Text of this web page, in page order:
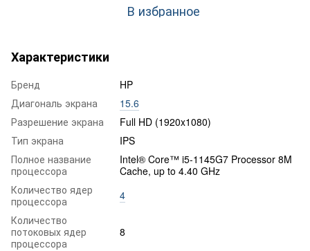
В избранное
Характеристики
Бренд
HP
Диагональ экрана
15.6
Разрешение экрана
Full HD (1920x1080)
Тип экрана
IPS
Полное название
процессора
Intel® Core™ i5-1145G7 Processor 8M
Cache, up to 4.40 GHz
Количество ядер
процессора
4
Количество
потоковых ядер
процессора
8